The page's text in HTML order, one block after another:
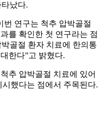
났다.
번 연구는 척추 압박골절
를 확인한 첫 연구라는 점
골절 환자 치료에 한의통
한다”고 밝혔다.
추 압박골절 치료에 있어
했다는 점에서 주목된다.